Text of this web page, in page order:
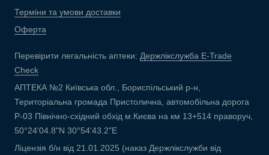
Терміни та умови доставки
Оферта
Перевірити легальність аптеки: Держлікслужба E-Trade
Check
АПТЕКА №2 Київська обл., Бориспільський р-н,
Територіальна громада Пристолична, автомобільна дорога
Р-03 Північно-східний обхід м.Києва на км 13+514 праворуч,
50°24'04.8"N 30°54'43.2"E
Ліцензія б/н від 21.01.2025 (наказ Держлікслужби від